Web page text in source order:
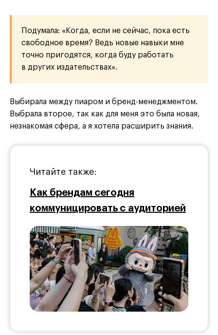
Подумала: «Когда, если не сейчас, пока есть
свободное время? Ведь новые навыки мне
точно пригодятся, когда буду работать
в других издательствах».
Выбирала между пиаром и бренд-менеджментом.
Выбрала второе, так как для меня это была новая,
незнакомая сфера, а я хотела расширить знания.
Читайте также:
Как брендам сегодня
коммуницировать с аудиторией